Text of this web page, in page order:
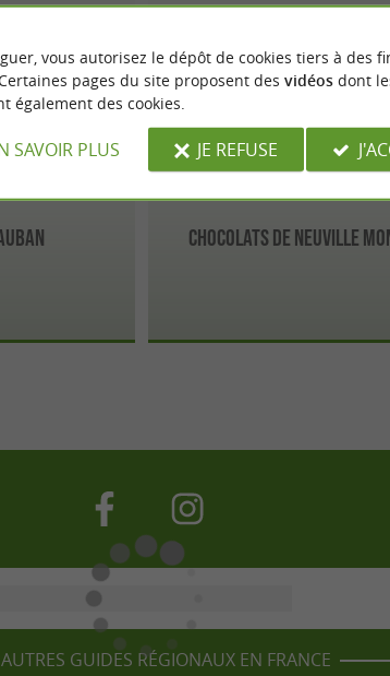
Chocolats De Neuville
GUIDES RÉGIONAUX EN FRANCE
vous autorisez le dépôt de cookies tiers à des
pages du site proposent des vidéosdont
également des cookies.
SAVOIR PLUS JE REFUSE